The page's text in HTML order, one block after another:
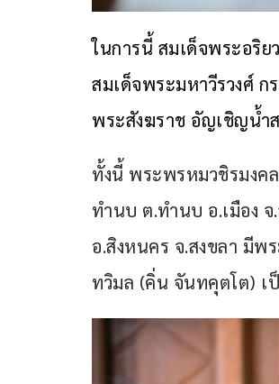
ในการนี้ สมเด็จพระอริ
สมเด็จพระมหาวีรวงศ์ ก
พระสังฆราช อัญเชิญน้ำ
ทั้งนี้ พระพรหมวชิรมงค
ทำนบ ต.ทำนบ อ.เมือง
อ.สิงหนคร จ.สงขลา มี
ทวิมล (คิ่น จันทคุตโต) เ